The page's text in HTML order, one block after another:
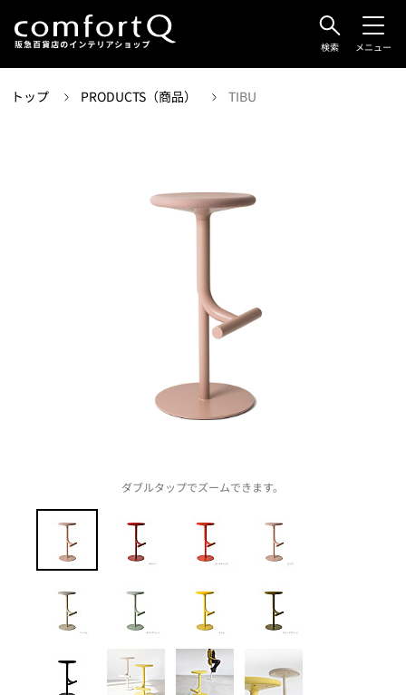
検索 メニュー
トップ PRODUCTS（商品） TIBU
ダブルタップでズームできます。